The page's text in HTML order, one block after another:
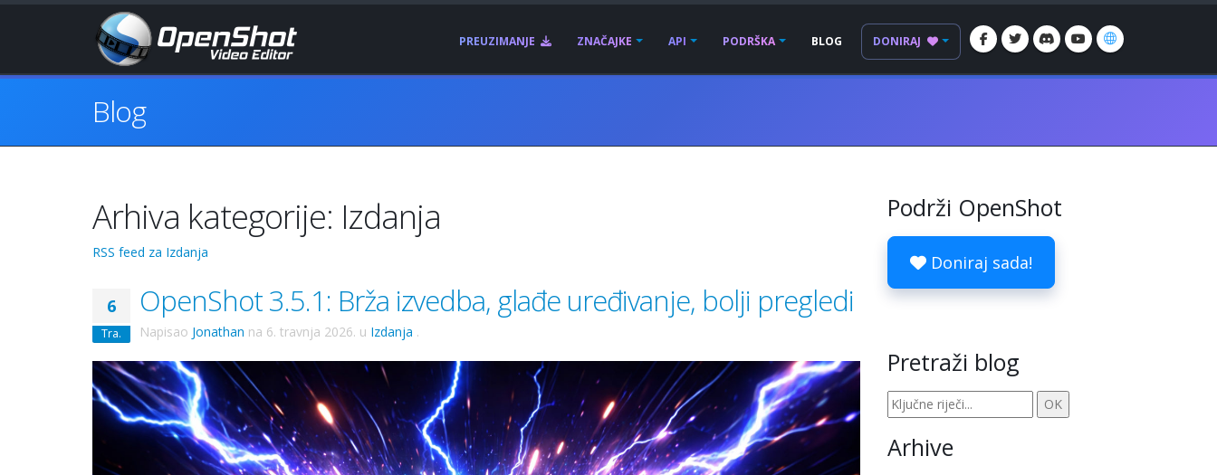
PREUZIMANJE ZNAČAJKE API PODRŠKA BLOG DONIRAJ
Blog
Arhiva kategorije: Izdanja
RSS feed za Izdanja
6
Tra.
OpenShot 3.5.1: Brža izvedba, glađe uređivanje, bolji pregledi
Napisao Jonathan na 6. travnja 2026. u Izdanja .
Podrži OpenShot
Doniraj sada!
Pretraži blog
Arhive